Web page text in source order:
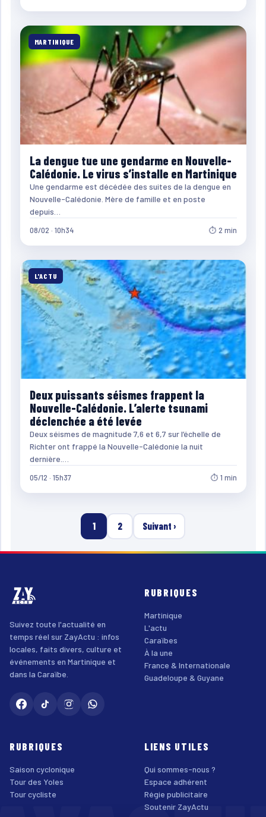
MARTINIQUE
La dengue tue une gendarme en Nouvelle-
Calédonie. Le virus s’installe en Martinique
Une gendarme est décédée des suites de la dengue en
Nouvelle-Calédonie. Mère de famille et en poste
depuis…
08/02 · 10h34 ⏱ 2 min
L'ACTU
Deux puissants séismes frappent la
Nouvelle-Calédonie. L’alerte tsunami
déclenchée a été levée
Deux séismes de magnitude 7,6 et 6,7 sur l’échelle de
Richter ont frappé la Nouvelle-Calédonie la nuit
dernière.…
05/12 · 15h37 ⏱ 1 min
1 2 Suivant ›
Suivez toute l'actualité en
temps réel sur ZayActu : infos
locales, faits divers, culture et
événements en Martinique et
dans la Caraïbe.
RUBRIQUES
Martinique
L'actu
Caraïbes
À la une
France & Internationale
Guadeloupe & Guyane
RUBRIQUES
Saison cyclonique
Tour des Yoles
Tour cycliste
LIENS UTILES
Qui sommes-nous ?
Espace adhérent
Régie publicitaire
Soutenir ZayActu